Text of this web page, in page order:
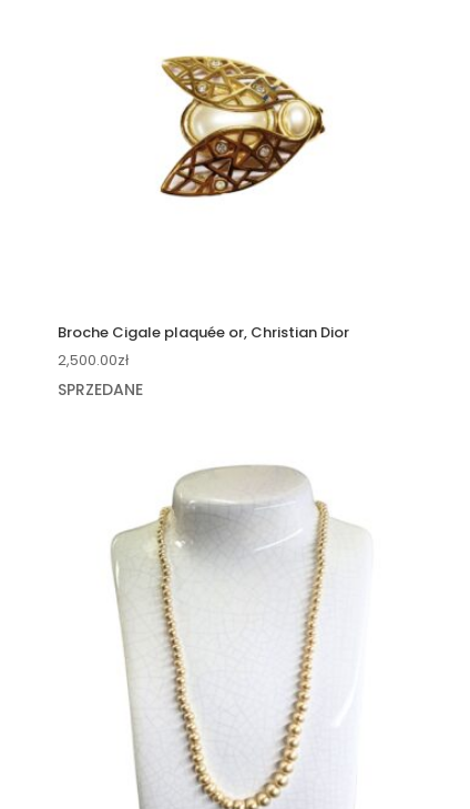
Broche Cigale plaquée or, Christian Dior
2,500.00zł
SPRZEDANE